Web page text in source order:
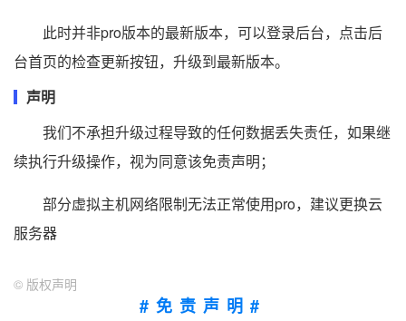
此时并非pro版本的最新版本，可以登录后台，点击后
台首页的检查更新按钮，升级到最新版本。
声明
我们不承担升级过程导致的任何数据丢失责任，如果继
续执行升级操作，视为同意该免责声明；
部分虚拟主机网络限制无法正常使用pro，建议更换云
服务器
© 版权声明
#免责声明#